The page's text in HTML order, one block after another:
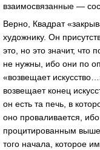
взаимосвязанные —
Верно, Квадрат
художнику. Он
это, но это значит,
не нужны, ибо они по
«возвещает
возвещает конец
он есть та печь, в
оно проваливается,
процитированным
того начала, которое